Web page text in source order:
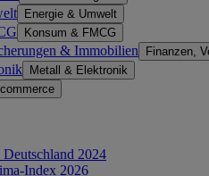
Energie & Umwelt
Konsum & FMCG
& Immobilien Finanzen,
Metall & Elektronik
2024
Index 2026